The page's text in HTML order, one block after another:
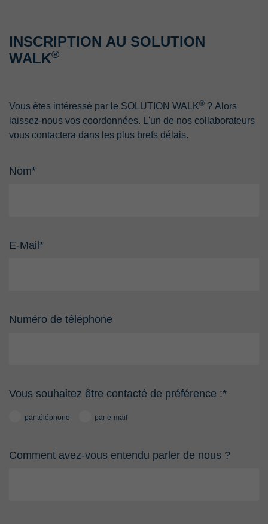
INSCRIPTION AU SOLUTION
WALK®
Vous êtes intéressé par le SOLUTION WALK® ? Alors
laissez-nous vos coordonnées. L'un de nos collaborateurs
vous contactera dans les plus brefs délais.
Nom*
E-Mail *
Numéro de téléphone
Vous souhaitez être contacté de préférence :*
par téléphone par e-mail
Comment avez-vous entendu parler de nous ?